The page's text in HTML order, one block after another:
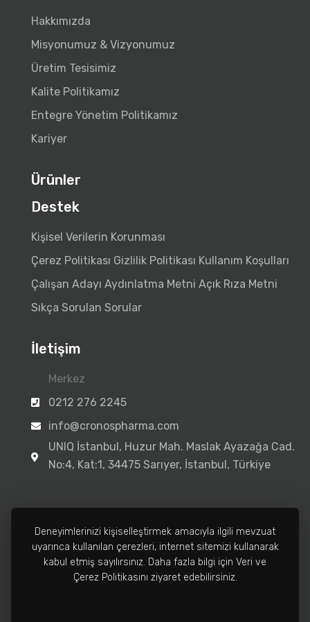
Hakkımızda
Misyonumuz & Vizyonumuz
Üretim Tesisimiz
Kalite Politikamız
Entegre Yönetim Politikamız
Kariyer
Ürünler
Destek
Kişisel Verilerin Korunması
Çerez Politikası Gizlilik Politikası Kullanım Koşulları
Çalışan Adayı Aydınlatma Metni Açık Rıza Metni
Sıkça Sorulan Sorular
İletişim
Merkez
0212 276 2245
info@cronospharma.com
UNIQ İstanbul, Huzur Mah. Maslak Ayazağa Cad.
No:4, Kat:1, 34475 Sarıyer, İstanbul, Türkiye
Fabrika
0212 502 3810
Deneyimlerinizi kişiselleştirmek amacıyla ilgili mevzuat
uyarınca kullanılan çerezleri, internet sitemizi kullanarak
kabul etmiş sayılırsınız. Daha fazla bilgi için Veri ve
Çerez Politikasını ziyaret edebilirsiniz.